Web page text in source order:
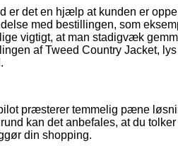
er det en hjælp at kunden er
med bestillingen, som
vigtigt, at man stadigvæk
af Tweed Country Jacket,
præsterer temmelig pæne
kan det anbefales, at du
din shopping.